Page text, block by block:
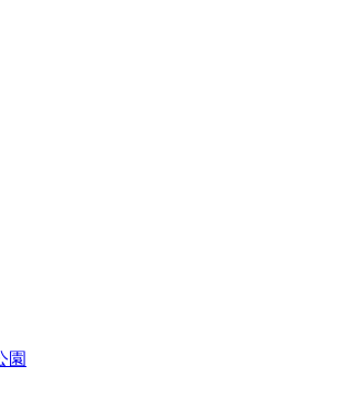
園